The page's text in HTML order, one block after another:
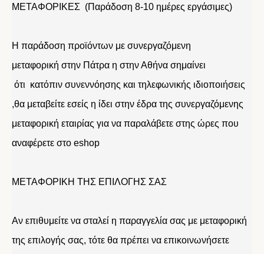
ΜΕΤΑΦΟΡΙΚΕΣ (Παράδοση 8-10 ημέρες εργάσιμες)
Η παράδοση προϊόντων με συνεργαζόμενη
μεταφορική στην Πάτρα η στην Αθήνα σημαίνει
ότι κατόπιν συνεννόησης και τηλεφωνικής ιδιοποιήσεις
,θα μεταβείτε εσείς η ίδει στην έδρα της συνεργαζόμενης
μεταφορική εταιρίας για να παραλάβετε στης ώρες που
αναφέρετε στο eshop
ΜΕΤΑΦΟΡΙΚΗ ΤΗΣ ΕΠΙΛΟΓΗΣ ΣΑΣ
Αν επιθυμείτε να σταλεί η παραγγελία σας με μεταφορική
της επιλογής σας, τότε θα πρέπει να επικοινωνήσετε